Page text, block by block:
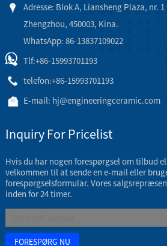
Adresse: Blok A, Liansheng Plaza, nr.
Zhengzhou, 450003, Kina.
WhatsApp: 86-13837109022
Tlf:+86-15993701193
telefon:+86-15993701193
E-mail: hj@engineeringceramic.com
Inquiry For Pricelist
Hvis du har nogen forespørgsel om tilbud
velkommen til at sende en e-mail eller
forespørgselsformular. Vores
inden for 24 timer.